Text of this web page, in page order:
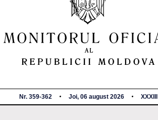
Nr. 359-362 Joi, 06 august 2026 XXXIII